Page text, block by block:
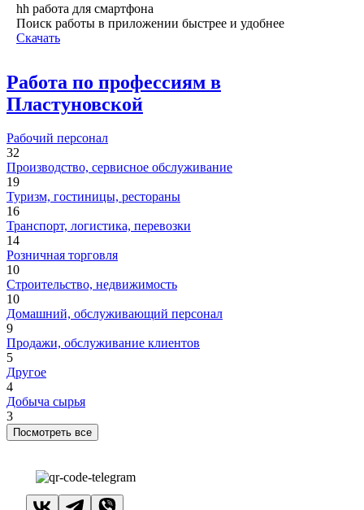
hh работа для смартфона
Поиск работы в приложении быстрее и удобнее
Скачать
Работа по профессиям в
Пластуновской
Рабочий персонал
32
Производство, сервисное обслуживание
19
Туризм, гостиницы, рестораны
16
Транспорт, логистика, перевозки
14
Розничная торговля
10
Строительство, недвижимость
10
Домашний, обслуживающий персонал
9
Продажи, обслуживание клиентов
5
Другое
4
Добыча сырья
3
Посмотреть все